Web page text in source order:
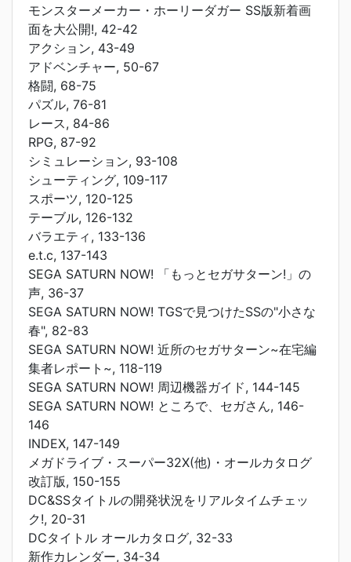
モンスターメーカー・ホーリーダガー SS版新着画
面を大公開!, 42-42
アクション, 43-49
アドベンチャー, 50-67
格闘, 68-75
パズル, 76-81
レース, 84-86
RPG, 87-92
シミュレーション, 93-108
シューティング, 109-117
スポーツ, 120-125
テーブル, 126-132
バラエティ, 133-136
e.t.c, 137-143
SEGA SATURN NOW! 「もっとセガサターン!」の
声, 36-37
SEGA SATURN NOW! TGSで見つけたSSの"小さな
春", 82-83
SEGA SATURN NOW! 近所のセガサターン~在宅編
集者レポート~, 118-119
SEGA SATURN NOW! 周辺機器ガイド, 144-145
SEGA SATURN NOW! ところで、セガさん, 146-
146
INDEX, 147-149
メガドライブ・スーパー32X(他)・オールカタログ
改訂版, 150-155
DC&SSタイトルの開発状況をリアルタイムチェッ
ク!, 20-31
DCタイトル オールカタログ, 32-33
新作カレンダー, 34-34